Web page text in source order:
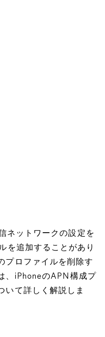
ネットワークの設定を
を追加することがあり
プロファイルを削除す
、iPhoneのAPN構成プ
いて詳しく解説しま